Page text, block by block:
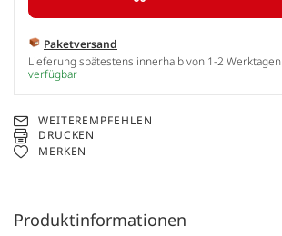
Paketversand
Lieferung spätestens innerhalb von 1-2 Werktagen
verfügbar
WEITEREMPFEHLEN
DRUCKEN
MERKEN
Produktinformationen